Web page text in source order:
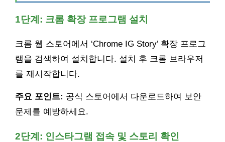
1단계: 크롬 확장 프로그램 설치
크롬 웹 스토어에서 ‘Chrome IG Story’ 확장 프로그
램을 검색하여 설치합니다. 설치 후 크롬 브라우저
를 재시작합니다.
주요 포인트: 공식 스토어에서 다운로드하여 보안
문제를 예방하세요.
2단계: 인스타그램 접속 및 스토리 확인